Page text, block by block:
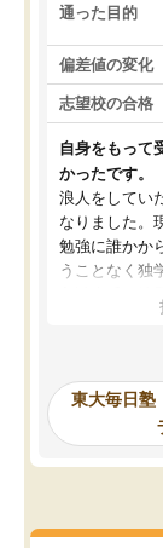
通った目的
偏差値の変化
志望校の合格
自身をもって
かったです。
浪人をしてい
なりました。
勉強に誰かか
うことなく独
入試本番に地
合格となっ
東大毎日塾に
の長期計画や
いて客観的な
ので、自信を
ことができま
のやり方や進
には特におす
東大毎日塾